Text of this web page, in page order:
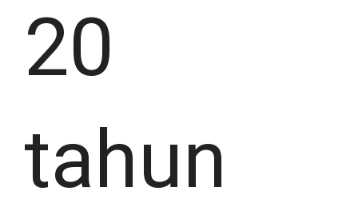
20
tahun